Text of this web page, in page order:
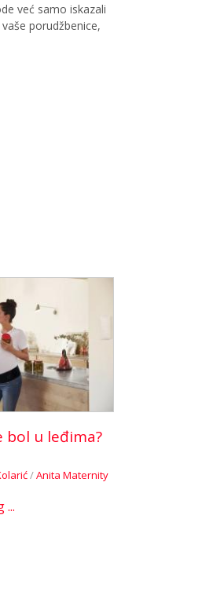
već samo iskazali
porudžbenice,
bol u leđima?
/Anita Maternity
...